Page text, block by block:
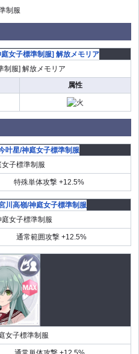
制服] 解放メモリア
属性
子標準制服
特殊単体攻撃 +12.5%
女子標準制服
通常範囲攻撃 +12.5%
女子標準制服